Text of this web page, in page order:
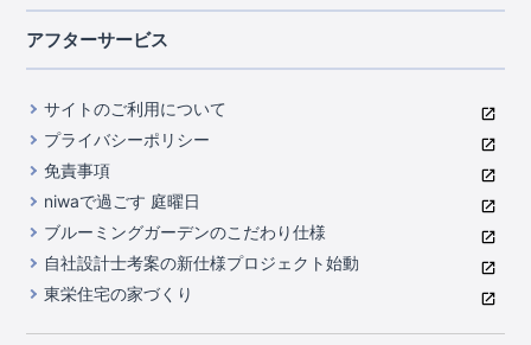
中部
山梨県
静岡県
滋賀県
京都府
中国・四国
岡山県
広島県
九州・沖縄
福岡県
熊本県
室内空間を快適に保つ断熱性能
コストパフォーマンスに自信
充実のアフターサポート
第三者評価によるお墨付き
家づくりのプロにも選ばれるブルーミングガーデン
住んでみるとじわじわ伝わる暮らしやすさへのこだわり
自社一貫体制
ご紹介制度のご案内
東栄INDEX（用語集）
アフターサービス
サイトのご利用について
プライバシーポリシー
免責事項
niwaで過ごす 庭曜日
ブルーミングガーデンのこだわり仕様
自社設計士考案の新仕様プロジェクト始動
東栄住宅の家づくり